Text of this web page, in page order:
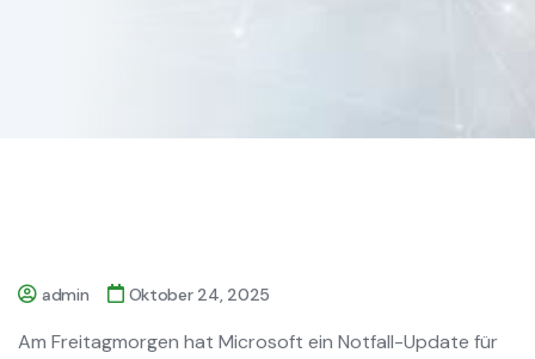
admin Oktober 24, 2025
Am Freitagmorgen hat Microsoft ein Notfall-Update für